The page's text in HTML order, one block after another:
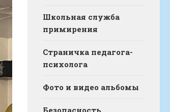
Школьная служба
примирения
Страничка педагога-
психолога
Фото и видео альбомы